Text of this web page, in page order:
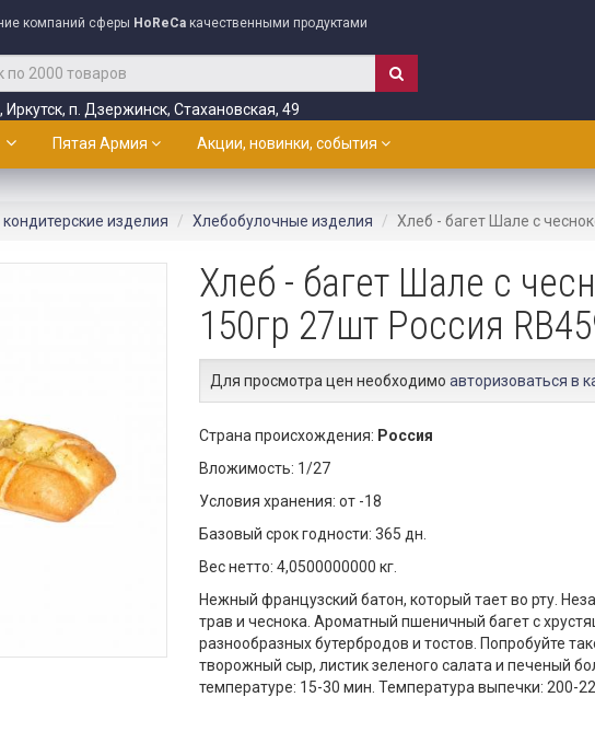
компаний сферы HoReCa качественными продуктами
Иркутск, п. Дзержинск, Стахановская, 49
Пятая Армия Акции, новинки, события
изделия Хлебобулочные изделия Хлеб - багет Шале с
Хлеб - багет Шале с
150гр 27шт Россия
Для просмотра цен необходимо авторизоваться в
Страна происхождения: Россия
Вложимость: 1/27
Условия хранения: от -18
Базовый срок годности: 365 дн.
Вес нетто: 4,0500000000 кг.
Нежный французский батон, который тает во рту.
трав и чеснока. Ароматный пшеничный багет с
разнообразных бутербродов и тостов. Попробуйте
творожный сыр, листик зеленого салата и печеный
температуре: 15-30 мин. Температура выпечки: 200-